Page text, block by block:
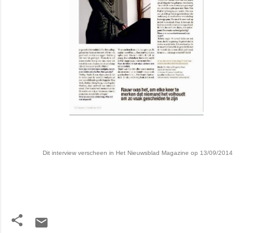
Dit interview verscheen in Het Nieuwsblad Magazine op 13/09/2014